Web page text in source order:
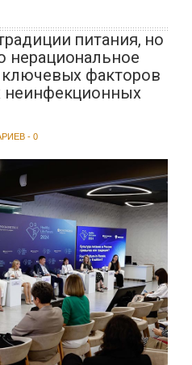
питания, но
нерациональное
факторов
неинфекционных
- 0